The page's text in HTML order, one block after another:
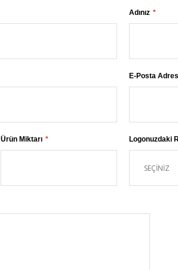
Adınız
E-Posta
Ürün Miktarı Logonuzdaki